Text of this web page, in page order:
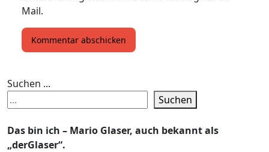
Mail.
Suchen ...
Suchen
Das bin ich – Mario Glaser, auch bekannt als
„derGlaser“.